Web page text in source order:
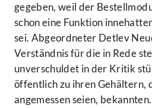
gegeben, weil der
schon eine Funktion
sei. Abgeordneter Detlev
Verständnis für die in Rede
unverschuldet in der Kritik
öffentlich zu ihren Gehältern,
angemessen seien,